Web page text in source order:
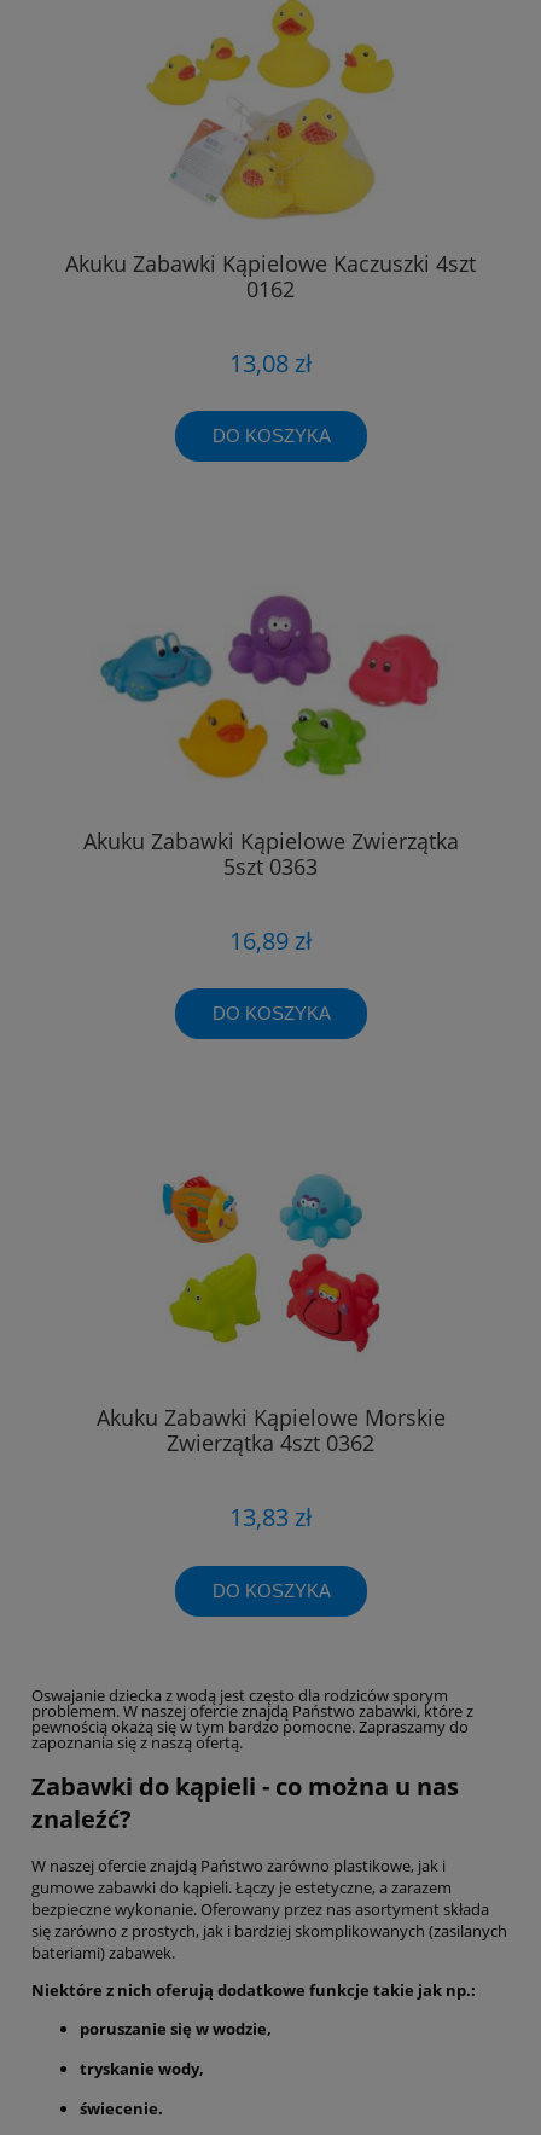
Akuku Zabawki Kąpielowe Kaczuszki 4szt
0162
13,08 zł
DO KOSZYKA
Akuku Zabawki Kąpielowe Zwierzątka
5szt 0363
16,89 zł
DO KOSZYKA
Akuku Zabawki Kąpielowe Morskie
Zwierzątka 4szt 0362
13,83 zł
DO KOSZYKA
Oswajanie dziecka z wodą jest często dla rodziców sporym
problemem. W naszej ofercie znajdą Państwo zabawki, które z
pewnością okażą się w tym bardzo pomocne. Zapraszamy do
zapoznania się z naszą ofertą.
Zabawki do kąpieli - co można u nas
znaleźć?
W naszej ofercie znajdą Państwo zarówno plastikowe, jak i
gumowe zabawki do kąpieli. Łączy je estetyczne, a zarazem
bezpieczne wykonanie. Oferowany przez nas asortyment składa
się zarówno z prostych, jak i bardziej skomplikowanych (zasilanych
bateriami) zabawek.
Niektóre z nich oferują dodatkowe funkcje takie jak np.:
poruszanie się w wodzie,
tryskanie wody,
świecenie.